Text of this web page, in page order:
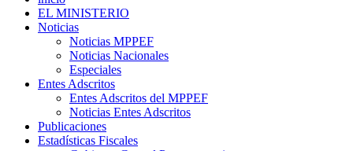
EL MINISTERIO
Noticias
Noticias MPPEF
Noticias Nacionales
Especiales
Entes Adscritos
Entes Adscritos del MPPEF
Noticias Entes Adscritos
Publicaciones
Estadísticas Fiscales